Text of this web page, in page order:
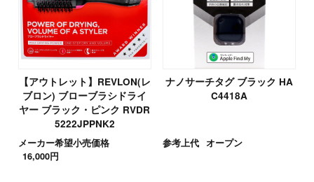
【アウトレット】REVLON(レ
ブロン) ブローブラシドライ
ヤー ブラック・ピンク RVDR
5222JPPNK2
メーカー希望小売価格
16,000円
ナノサーチタグ ブラック HA
C4418A
参考上代 オープン